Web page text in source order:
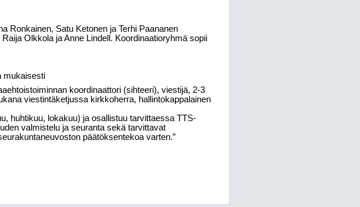
Ronkainen, Satu Ketonen ja Terhi Paananen
Olkkola ja Anne Lindell. Koordinaatioryhmä sopii
mukaisesti
koordinaattori (sihteeri), viestijä, 2-3
viestintäketjussa kirkkoherra, hallintokappalainen
huhtikuu, lokakuu) ja osallistuu tarvittaessa TTS-
valmistelu ja seuranta sekä tarvittavat
päätöksentekoa varten.”